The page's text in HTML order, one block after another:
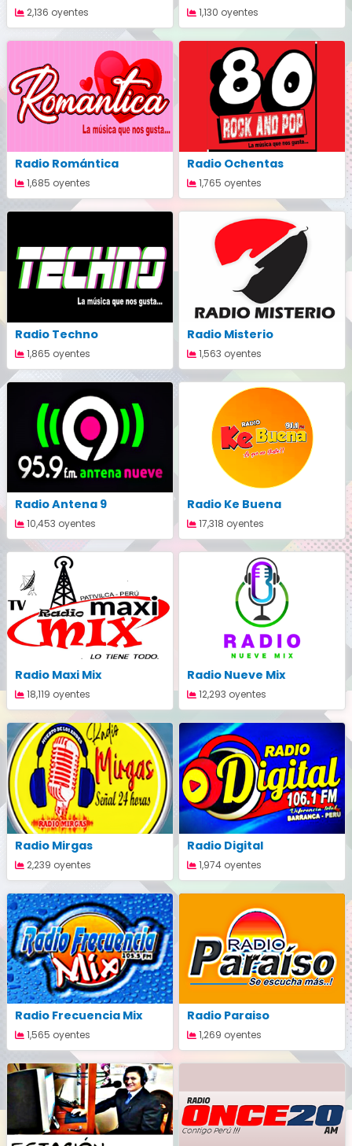
2,136 oyentes 1,130 oyentes
Radio Romántica
1,685 oyentes
Radio Ochentas
1,765 oyentes
Radio Techno
1,865 oyentes
Radio Misterio
1,563 oyentes
Radio Antena 9
10,453 oyentes
Radio Ke Buena
17,318 oyentes
Radio Maxi Mix
18,119 oyentes
Radio Nueve Mix
12,293 oyentes
Radio Mirgas
2,239 oyentes
Radio Digital
1,974 oyentes
Radio Frecuencia Mix
1,565 oyentes
Radio Paraiso
1,269 oyentes